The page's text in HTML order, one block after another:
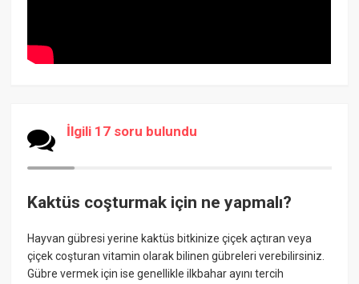
İlgili 17 soru bulundu
Kaktüs coşturmak için ne yapmalı?
Hayvan gübresi yerine kaktüs bitkinize çiçek açtıran veya
çiçek coşturan vitamin olarak bilinen gübreleri verebilirsiniz.
Gübre vermek için ise genellikle ilkbahar ayını tercih